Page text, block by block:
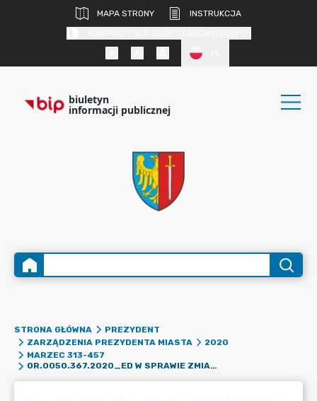
MAPA STRONY
INSTRUKCJA
biuletyn
informacji publicznej
STRONA GŁÓWNA
PREZYDENT
ZARZĄDZENIA PREZYDENTA MIASTA
2020
MARZEC 313-457
OR.0050.367.2020_ED W SPRAWIE ZMIANY ZARZĄDZENIA PREZYDENTA MIASTA ŻORY NR OR.0050.1499.2019 Z DNIA 06.09.2019R. W SPRAWIE USTALENIA ZASAD NAJMU POMIESZCZEŃ I POWIERZCHNI ORAZ USTALENIA WYSOKOŚCI STAWEK CZYNSZU W PRZEDSZKOLACH, SZKOŁACH I PLACÓWKACH, DLA